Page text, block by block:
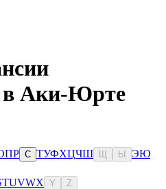
в Аки-Юрте
ПР С ТУФХЦЧШ Ы ЭЮ
TUVWX Y Z